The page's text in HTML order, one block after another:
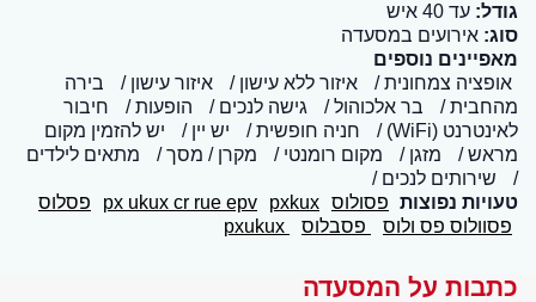
גודל: עד 40 איש
סוג: אירועים במסעדה
מאפיינים נוספים
אופציה צמחונית
איזור ללא עישון איזור עישון
בירה
מהחבית
בר אלכוהול גישה לנכים הופעות
חיבור
לאינטרנט (WiFi)
חניה חופשית יש יין
יש להזמין מקום
מראש
מזגן מקום רומנטי מקרן / מסך
מתאים לילדים
שירותים לנכים
טעויות נפוצות פסולוס px ukux cr rue epv pxkux
פסלוס
פסוולוס פס ולוס
פסבלוס
כתבות על המסעדה